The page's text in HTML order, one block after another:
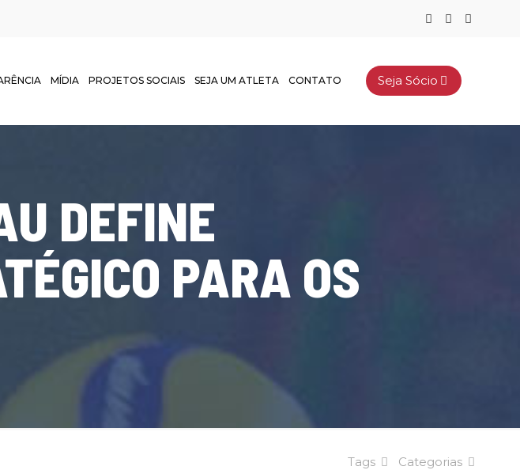
MÍDIA PROJETOS SOCIAIS SEJA UM ATLETA CONTATO Seja Sócio
DEFINE
PARA OS
Categorias
Tags